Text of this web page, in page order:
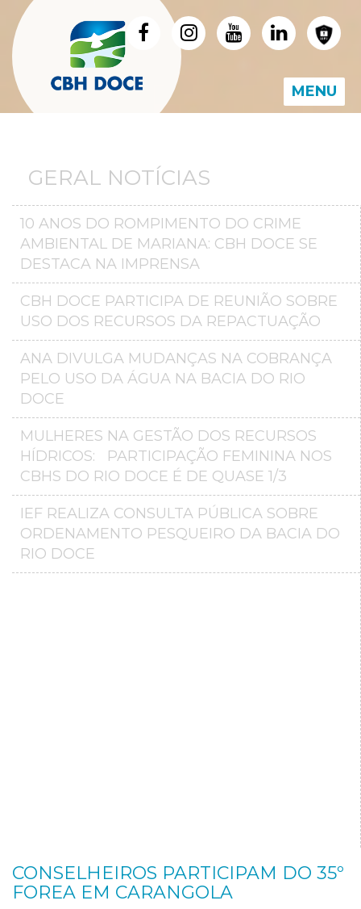
MENU
GERAL NOTÍCIAS
10 ANOS DO ROMPIMENTO DO CRIME
AMBIENTAL DE MARIANA: CBH DOCE SE
DESTACA NA IMPRENSA
CBH DOCE PARTICIPA DE REUNIÃO SOBRE
USO DOS RECURSOS DA REPACTUAÇÃO
ANA DIVULGA MUDANÇAS NA COBRANÇA
PELO USO DA ÁGUA NA BACIA DO RIO
DOCE
MULHERES NA GESTÃO DOS RECURSOS
HÍDRICOS: PARTICIPAÇÃO FEMININA NOS
CBHS DO RIO DOCE É DE QUASE 1/3
IEF REALIZA CONSULTA PÚBLICA SOBRE
ORDENAMENTO PESQUEIRO DA BACIA DO
RIO DOCE
CONSELHEIROS PARTICIPAM DO 35º
FOREA EM CARANGOLA